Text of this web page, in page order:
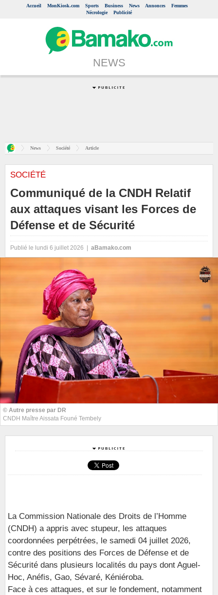
Accueil MonKiosk.com Sports Business News Annonces
Femmes
Nécrologie
Publicité
NEWS
News Société Article
SOCIÉTÉ
Communiqué de la CNDH Relatif
aux attaques visant les Forces de
Défense et de Sécurité
Publié le lundi 6 juillet 2026 | aBamako.com
© Autre presse par DR
CNDH Maître Aissata Founé Tembely
La Commission Nationale des Droits de l’Homme
(CNDH) a appris avec stupeur, les attaques
coordonnées perpétrées, le samedi 04 juillet 2026,
contre des positions des Forces de Défense et de
Sécurité dans plusieurs localités du pays dont Aguel-
Hoc, Anéfis, Gao, Sévaré, Kéniéroba.
Face à ces attaques, et sur le fondement, notamment